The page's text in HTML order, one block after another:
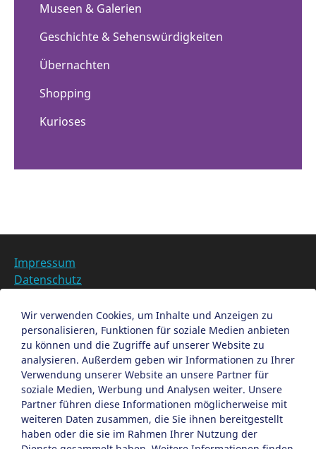
Museen & Galerien
Geschichte & Sehenswürdigkeiten
Übernachten
Shopping
Kurioses
Impressum
Datenschutz
Datenschutzeinstellungen anpassen
EN
Ein Projekt der Congress- und Tourismus-Zentrale
Nürnberg
Facebook
X Instagram
Wir verwenden Cookies, um Inhalte und Anzeigen zu
personalisieren, Funktionen für soziale Medien anbieten
zu können und die Zugriffe auf unserer Website zu
analysieren. Außerdem geben wir Informationen zu Ihrer
Verwendung unserer Website an unsere Partner für
soziale Medien, Werbung und Analysen weiter. Unsere
Partner führen diese Informationen möglicherweise mit
weiteren Daten zusammen, die Sie ihnen bereitgestellt
haben oder die sie im Rahmen Ihrer Nutzung der